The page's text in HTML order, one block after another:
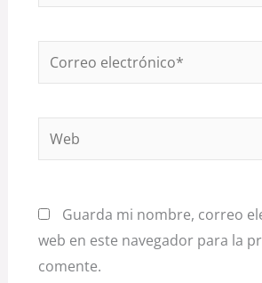
Correo
Web
Guarda mi nombre, correo
web en este navegador para la
comente.